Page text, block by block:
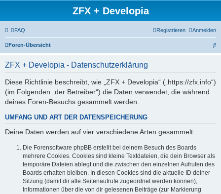
ZFX + Developia
FAQ Anmelden
Registrieren
Foren-Übersicht
S
ZFX + Developia - Datenschutzerklärung
Diese Richtlinie beschreibt, wie „ZFX + Developia“ („https://zfx.info“)
(im Folgenden „der Betreiber“) die Daten verwendet, die während
deines Foren-Besuchs gesammelt werden.
UMFANG UND ART DER DATENSPEICHERUNG
Deine Daten werden auf vier verschiedene Arten gesammelt:
Die Forensoftware phpBB erstellt bei deinem Besuch des Boards
mehrere Cookies. Cookies sind kleine Textdateien, die dein Browser als
temporäre Dateien ablegt und die zwischen den einzelnen Aufrufen des
Boards erhalten bleiben. In diesen Cookies sind die aktuelle ID deiner
Sitzung (damit dir alle Seitenaufrufe zugeordnet werden können),
Informationen über die von dir gelesenen Beiträge (zur Markierung